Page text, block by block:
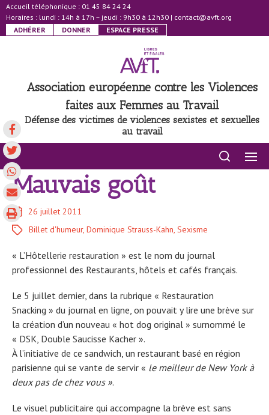
Accueil téléphonique : 01 45 84 24 24
Horaires : lundi : 14h à 17h – jeudi : 9h30 à 12h30 | contact@avft.org
ADHÉRER
DONNER ESPACE PRESSE
Association européenne contre les Violences
faites aux Femmes au Travail
Défense des victimes de violences sexistes et sexuelles
au travail
Mauvais goût
26 juillet 2011
Billet d'humeur, Dominique Strauss-Kahn, Sexisme
« L’Hôtellerie restauration » est le nom du journal
professionnel des Restaurants, hôtels et cafés français.
Le 5 juillet dernier, dans la rubrique « Restauration
Snacking » du journal en ligne, on pouvait y lire une brève sur
la création d’un nouveau « hot dog original » surnommé le
« DSK, Double Saucisse Kacher ».
À l’initiative de ce sandwich, un restaurant basé en région
parisienne qui se vante de servir « le meilleur de New York à
deux pas de chez vous ».
Le visuel publicitaire qui accompagne la brève est sans